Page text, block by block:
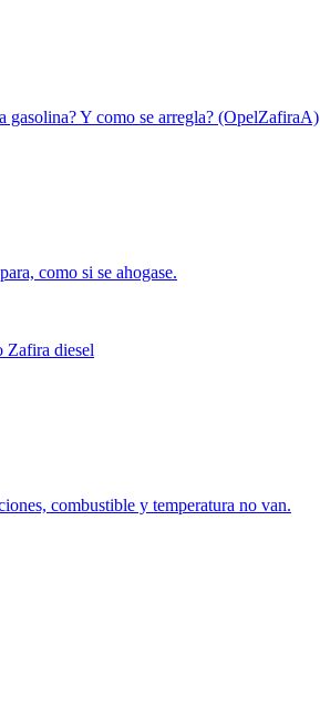
gasolina? Y como se arregla? (OpelZafiraA)
como si se ahogase.
Zafira diesel
combustible y temperatura no van.